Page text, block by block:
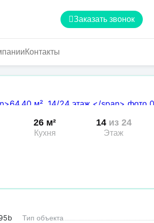
Заказать звонок
Контакты
26 м²
Кухня
14 из 24
Этаж
Тип объекта